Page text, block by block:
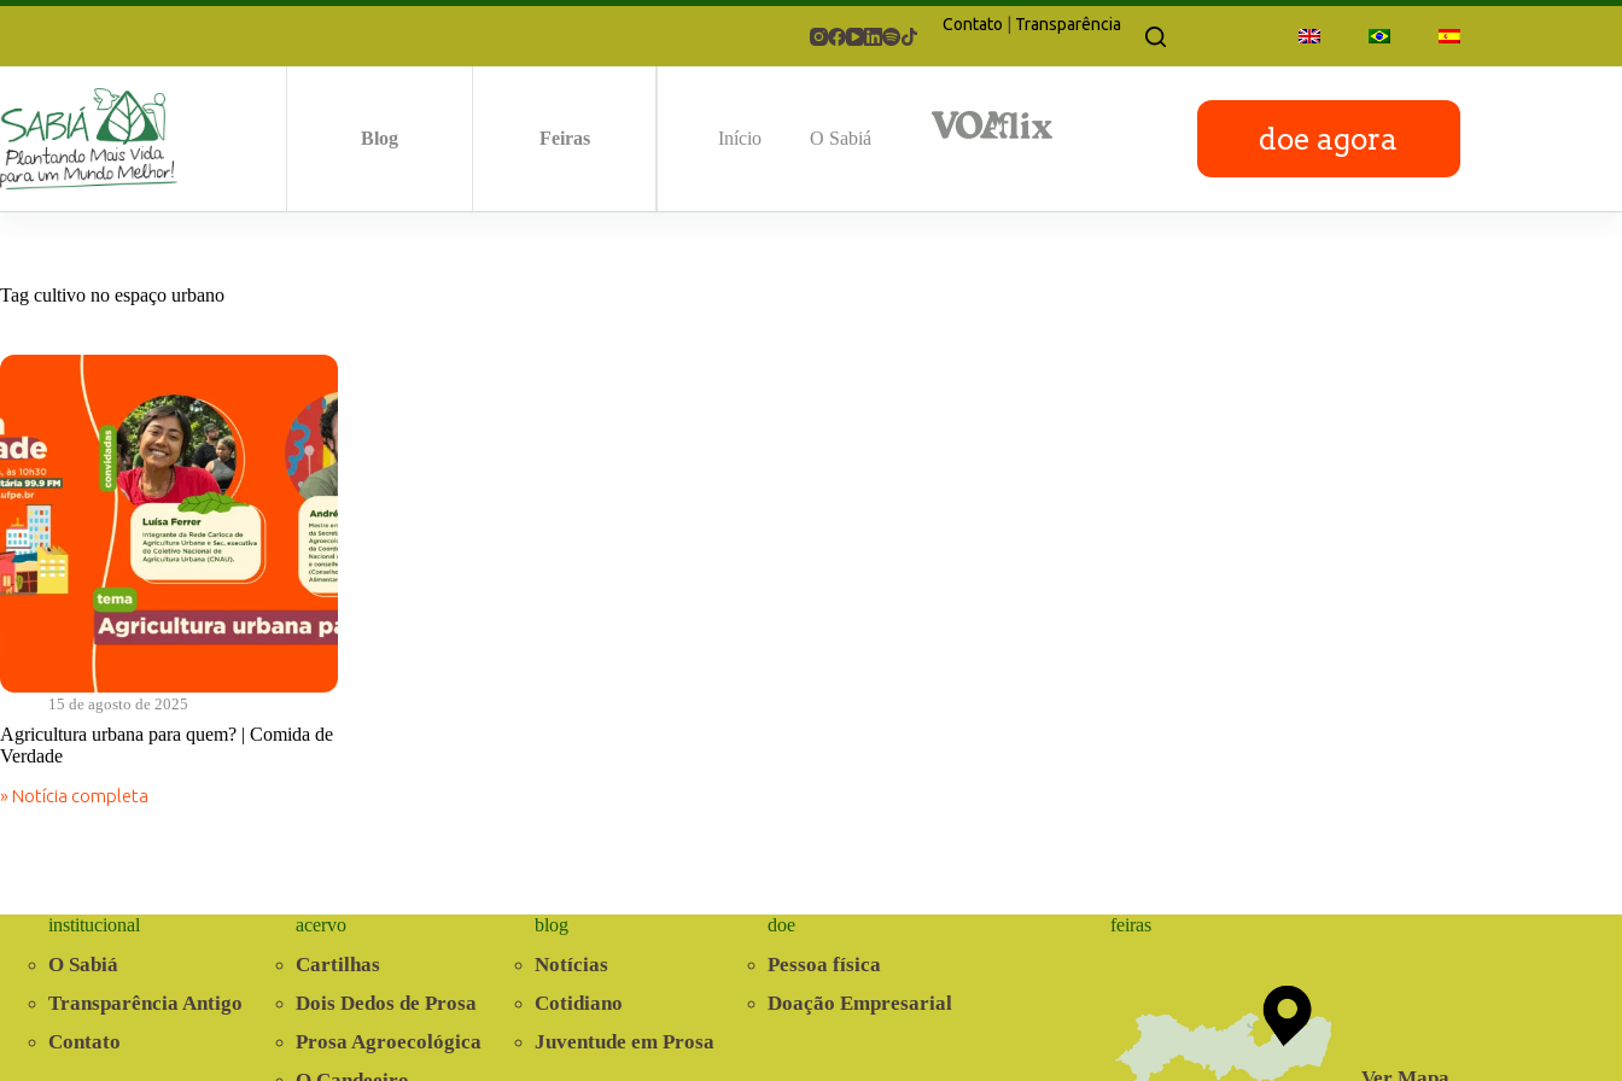
Pular
Contato | Transparência
Blog Feiras Início O Sabiá doe agora
Tag cultivo no espaço urbano
15 de agosto de 2025
Agricultura urbana para quem? | Comida de
Verdade
» Notícia completa
Agricultura
institucional
O Sabiá
Transparência Antigo
Contato
acervo
Cartilhas
Dois Dedos de Prosa
Prosa Agroecológica
blog
Notícias
Cotidiano
Juventude em Prosa
doe
Pessoa física
Doação Empresarial
feiras